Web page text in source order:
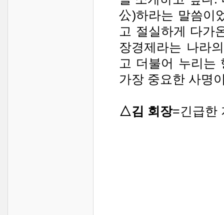
公)하라는 말씀이
고 절실하게 다가
장경제라는 나라
고 더불어 누리는
가장 중요한 사명
△김 회장=긴급한